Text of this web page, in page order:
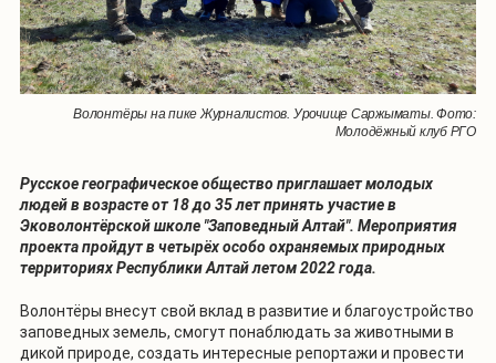
Волонтёры на пике Журналистов. Урочище Саржыматы. Фото:
Молодёжный клуб РГО
Русское географическое общество приглашает молодых
людей в возрасте от 18 до 35 лет принять участие в
Эковолонтёрской школе "Заповедный Алтай". Мероприятия
проекта пройдут в четырёх особо охраняемых природных
территориях Республики Алтай летом 2022 года.
Волонтёры внесут свой вклад в развитие и благоустройство
заповедных земель, смогут понаблюдать за животными в
дикой природе, создать интересные репортажи и провести